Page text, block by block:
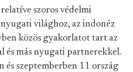
szoros védelmi
világhoz, az indonéz
közös gyakorlatot tart az
és más nyugati partnerekkel.
és szeptemberben 11 ország